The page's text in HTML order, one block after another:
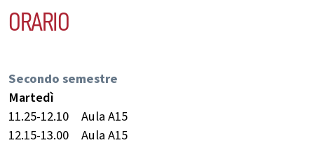
ORARIO
Secondo semestre
Martedì
11.25-12.10
Aula A15
12.15-13.00
Aula A15